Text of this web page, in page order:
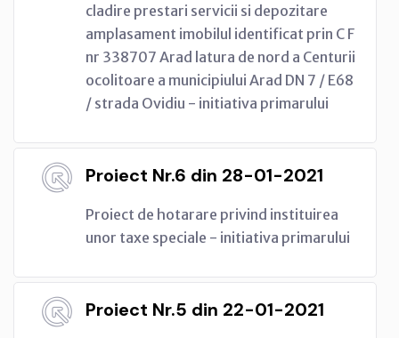
cladire prestari servicii si depozitare
amplasament imobilul identificat prin C F
nr 338707 Arad latura de nord a Centurii
ocolitoare a municipiului Arad DN 7 / E68
/ strada Ovidiu - initiativa primarului
Proiect Nr.6 din 28-01-2021
Proiect de hotarare privind instituirea
unor taxe speciale - initiativa primarului
Proiect Nr.5 din 22-01-2021